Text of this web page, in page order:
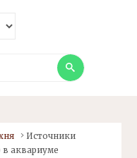
Поиск
Источники
в аквариуме